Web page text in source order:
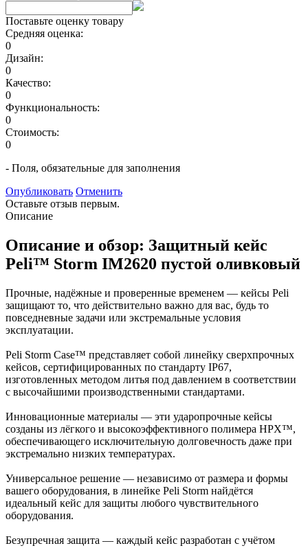
Поставьте оценку товару
Средняя оценка:
0
Дизайн:
0
Качество:
0
Функциональность:
0
Стоимость:
0
- Поля, обязательные для заполнения
Опубликовать Отменить
Оставьте отзыв первым.
Описание
Описание и обзор: Защитный кейс
Peli™ Storm IM2620 пустой оливковый
Прочные, надёжные и проверенные временем — кейсы Peli
защищают то, что действительно важно для вас, будь то
повседневные задачи или экстремальные условия
эксплуатации.
Peli Storm Case™ представляет собой линейку сверхпрочных
кейсов, сертифицированных по стандарту IP67,
изготовленных методом литья под давлением в соответствии
с высочайшими производственными стандартами.
Инновационные материалы — эти ударопрочные кейсы
созданы из лёгкого и высокоэффективного полимера HPX™,
обеспечивающего исключительную долговечность даже при
экстремально низких температурах.
Универсальное решение — независимо от размера и формы
вашего оборудования, в линейке Peli Storm найдётся
идеальный кейс для защиты любого чувствительного
оборудования.
Безупречная защита — каждый кейс разработан с учётом